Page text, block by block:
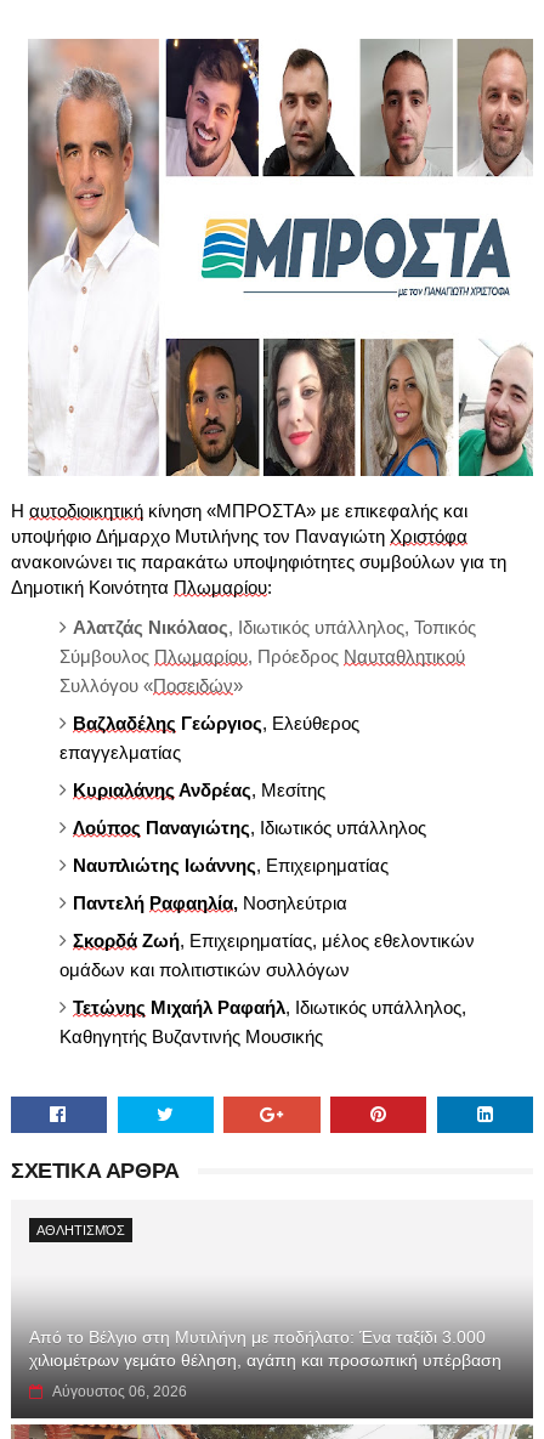
Η αυτοδιοικητικήκίνηση «ΜΠΡΟΣΤΑ» με επικεφαλής και
υποψήφιο Δήμαρχο Μυτιλήνης τον Παναγιώτη Χριστόφα
ανακοινώνει τις παρακάτω υποψηφιότητες συμβούλων για τη
Δημοτική Κοινότητα Πλωμαρίου:
Αλατζάς Νικόλαος, Ιδιωτικός υπάλληλος, Τοπικός
Σύμβουλος Πλωμαρίου, Πρόεδρος Ναυταθλητικού
Συλλόγου «Ποσειδών»
Βαζλαδέλης Γεώργιος, Ελεύθερος
επαγγελματίας
Κυριαλάνης Ανδρέας, Μεσίτης
Λούπος Παναγιώτης, Ιδιωτικός υπάλληλος
Ναυπλιώτης Ιωάννης, Επιχειρηματίας
Παντελή Ραφαηλία, Νοσηλεύτρια
ΣκορδάΖωή, Επιχειρηματίας, μέλος εθελοντικών
ομάδων και πολιτιστικών συλλόγων
Τετώνης Μιχαήλ Ραφαήλ, Ιδιωτικός υπάλληλος,
Καθηγητής Βυζαντινής Μουσικής
ΣΧΕΤΙΚΑ ΑΡΘΡΑ
ΑΘΛΗΤΙΣΜΌΣ
Από το Βέλγιο στη Μυτιλήνη με ποδήλατο: Ένα ταξίδι 3.000
χιλιομέτρων γεμάτο θέληση, αγάπη και προσωπική υπέρβαση
Αύγουστος 06, 2026